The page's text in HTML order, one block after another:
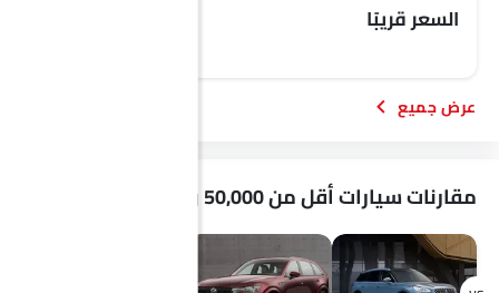
السعر قريبًا
مقارنات سيارات أقل من 50,000 ريال الشائعة